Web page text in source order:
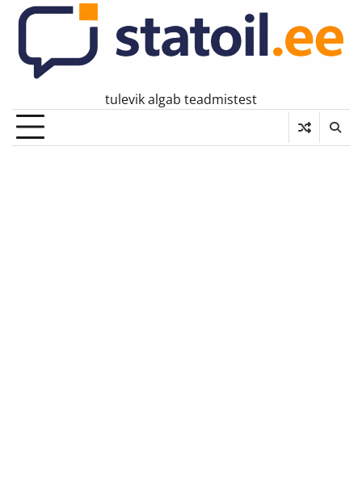
Skip
content
tulevik algab teadmistest